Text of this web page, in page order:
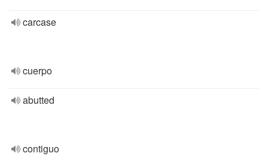
carcase
cuerpo
abutted
contiguo